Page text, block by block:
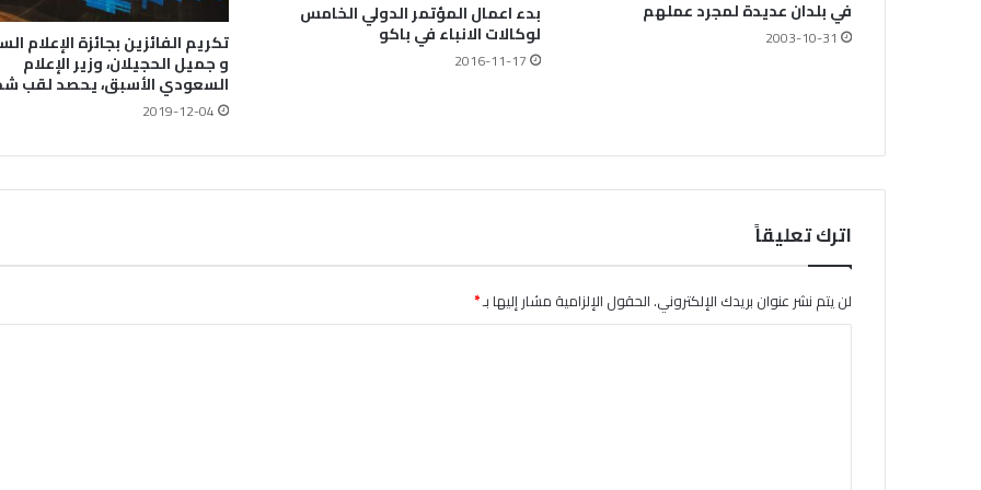
في بلدان عديدة لمجرد عملهم
2003-10-31
بدء اعمال المؤتمر الدولي الخامس
لوكالات الانباء في باكو
2016-11-17
تكريم الفائزين بجائزة الإعلام
و جميل الحجيلان، وزير الإعلام
السعودي الأسبق، يحصد لقب
2019-12-04
اترك تعليقاً
لن يتم نشر عنوان بريدك الإلكتروني.الحقول الإلزامية مشار إليها بـ*